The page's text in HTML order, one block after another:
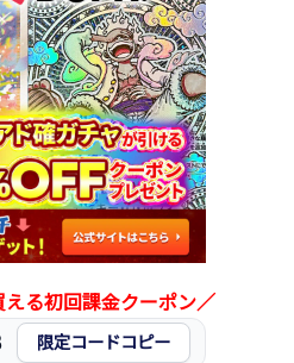
る初回課金クーポン／
限定コードコピー